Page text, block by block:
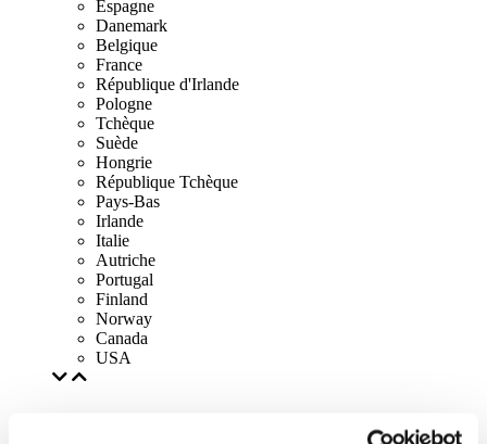
Espagne
Danemark
Belgique
France
République d'Irlande
Pologne
Tchèque
Suède
Hongrie
République Tchèque
Pays-Bas
Irlande
Italie
Autriche
Portugal
Finland
Norway
Canada
USA